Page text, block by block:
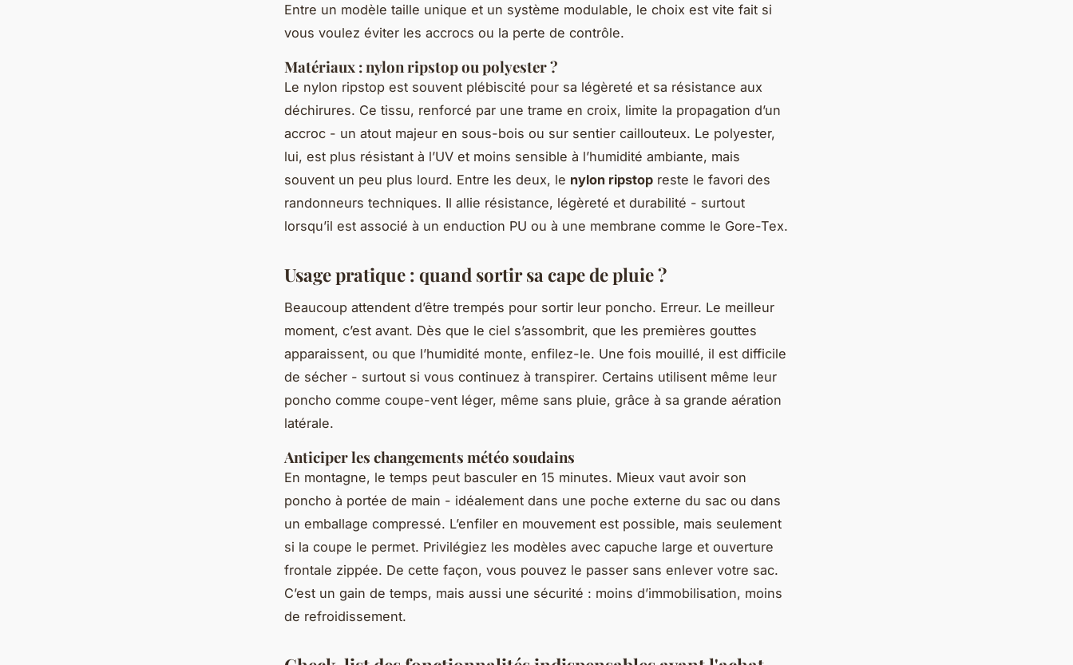
Entre un modèle taille unique et un système modulable, le choix est vite fait si
vous voulez éviter les accrocs ou la perte de contrôle.
Matériaux : nylon ripstop ou polyester ?
Le nylon ripstop est souvent plébiscité pour sa légèreté et sa résistance aux
déchirures. Ce tissu, renforcé par une trame en croix, limite la propagation d’un
accroc - un atout majeur en sous-bois ou sur sentier caillouteux. Le polyester,
lui, est plus résistant à l’UV et moins sensible à l’humidité ambiante, mais
souvent un peu plus lourd. Entre les deux, le nylon ripstop reste le favori des
randonneurs techniques. Il allie résistance, légèreté et durabilité - surtout
lorsqu’il est associé à un enduction PU ou à une membrane comme le Gore-Tex.
Usage pratique : quand sortir sa cape de pluie ?
Beaucoup attendent d’être trempés pour sortir leur poncho. Erreur. Le meilleur
moment, c’est avant. Dès que le ciel s’assombrit, que les premières gouttes
apparaissent, ou que l’humidité monte, enfilez-le. Une fois mouillé, il est difficile
de sécher - surtout si vous continuez à transpirer. Certains utilisent même leur
poncho comme coupe-vent léger, même sans pluie, grâce à sa grande aération
latérale.
Anticiper les changements météo soudains
En montagne, le temps peut basculer en 15 minutes. Mieux vaut avoir son
poncho à portée de main - idéalement dans une poche externe du sac ou dans
un emballage compressé. L’enfiler en mouvement est possible, mais seulement
si la coupe le permet. Privilégiez les modèles avec capuche large et ouverture
frontale zippée. De cette façon, vous pouvez le passer sans enlever votre sac.
C’est un gain de temps, mais aussi une sécurité : moins d’immobilisation, moins
de refroidissement.